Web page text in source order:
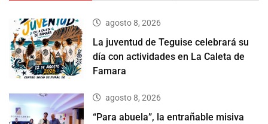
agosto 8, 2026
La juventud de Teguise celebrará su
día con actividades en La Caleta de
Famara
agosto 8, 2026
“Para abuela”, la entrañable misiva